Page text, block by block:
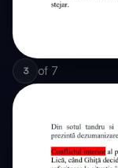
3 of 7